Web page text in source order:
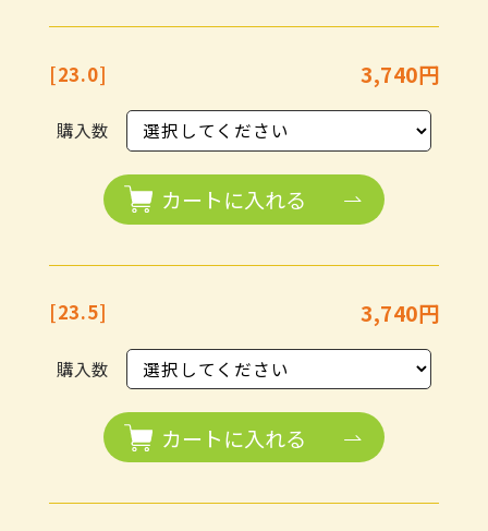
[23.0] 3,740円
購入数
カートに入れる
[23.5] 3,740円
購入数
カートに入れる